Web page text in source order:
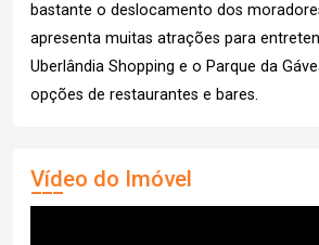
bastante o deslocamento dos
apresenta muitas atrações para
Uberlândia Shopping e o Parque da
opções de restaurantes e bares.
Vídeo do Imóvel